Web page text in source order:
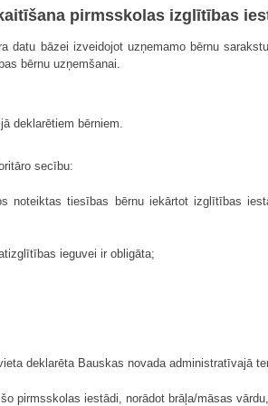
pirmsskolas izglītības
datu bāzei izveidojot uzņemamo bērnu
bērnu uzņemšanai.
deklarētiem bērniem.
secību:
noteiktas tiesības bērnu iekārtot izglītības
ieguvei ir obligāta;
deklarēta Bauskas novada administratīvajā
pirmsskolas iestādi, norādot brāļa/māsas